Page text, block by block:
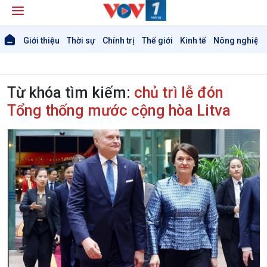
Giới thiệu Thời sự Chính trị Thế giới Kinh tế Nông nghiệp
Thời sự 6h
Thời sự 12h
Thời sự 18h
Thời sự 21h30
Bản tin
Chuyên mục
Theo dòng Thời sự
Chính trị
Thế giới
Từ khóa tìm kiếm: chủ trì lễ đón
Tổng thống mước cộng hòa Litva